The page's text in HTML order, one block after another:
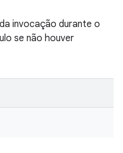
invocação durante o
se não houver